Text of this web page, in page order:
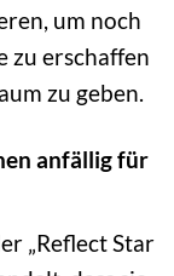
um noch
zu erschaffen
zu geben.
anfällig für
„Reflect Star